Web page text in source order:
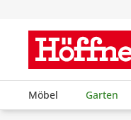
Möbel Garten